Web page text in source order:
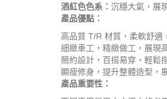
酒紅色色系： 沉穩大氣，展
產品優點：
高品質 T/R 材質，柔軟舒適
細緻車工，精緻做工，展現
簡約設計，百搭易穿，輕鬆
顯瘦修身，提升整體造型，
產品重要性：